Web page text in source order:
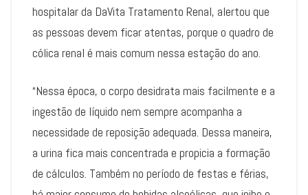
hospitalar da DaVita Tratamento Renal, alertou que
as pessoas devem ficar atentas, porque o quadro de
cólica renal é mais comum nessa estação do ano.
“Nessa época, o corpo desidrata mais facilmente e a
ingestão de líquido nem sempre acompanha a
necessidade de reposição adequada. Dessa maneira,
a urina fica mais concentrada e propicia a formação
de cálculos. Também no período de festas e férias,